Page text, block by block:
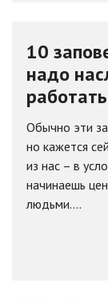
10
надо
работать
Обычно эти
но кажется
из нас – в
начинаешь
людьми....